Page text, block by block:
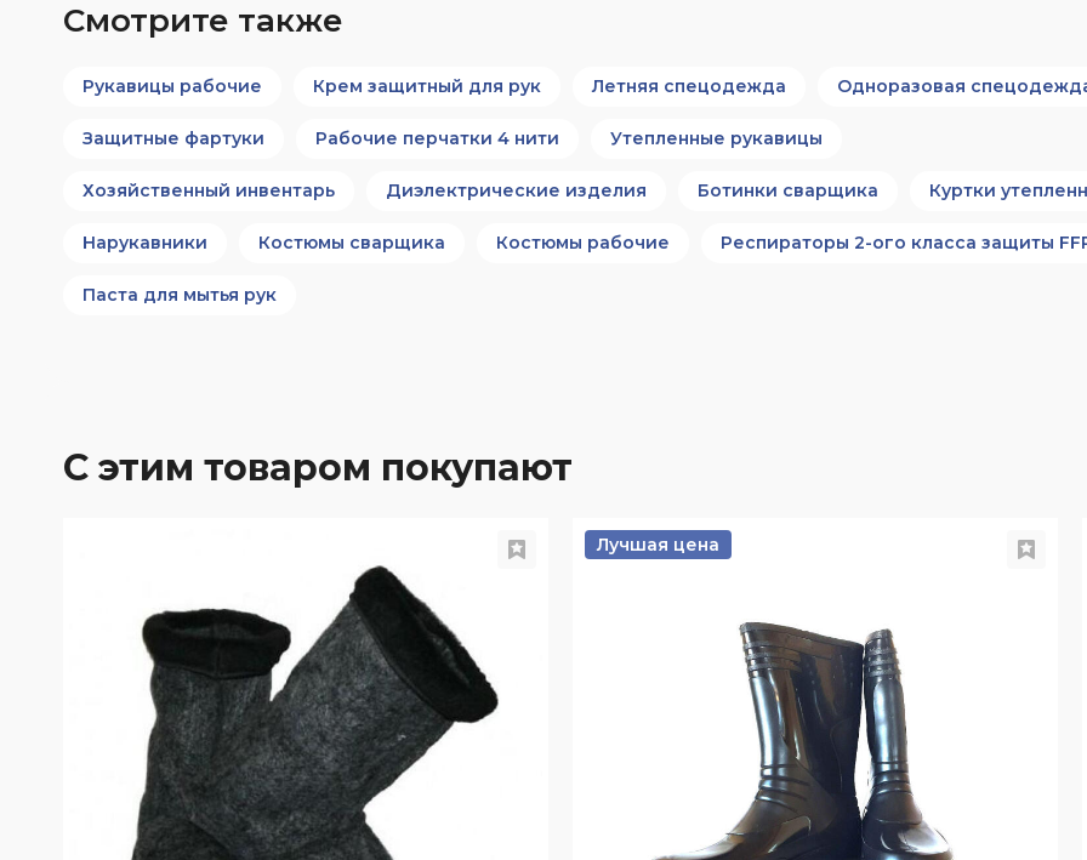
Смотрите также
Рукавицы рабочие Крем защитный для рук Летняя спецодежда Одноразовая
Защитные фартуки Рабочие перчатки 4 нити Утепленные рукавицы
Хозяйственный инвентарь Диэлектрические изделия Ботинки сварщика Куртки
Нарукавники Костюмы сварщика Костюмы рабочие Респираторы 2-ого класса защиты
Паста для мытья рук
С этим товаром покупают
Лучшая цена